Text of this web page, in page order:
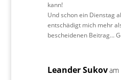
kann!
Und schon ein Dienstag
entschädigt mich mehr
bescheidenen Beitrag…
Leander Sukovam